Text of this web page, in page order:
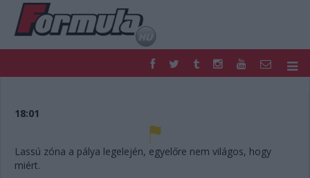
FORMULA
EGYÉB
PODCAST
18:01
Lassú zóna a pálya legelején, egyelőre nem világos, hogy
miért.